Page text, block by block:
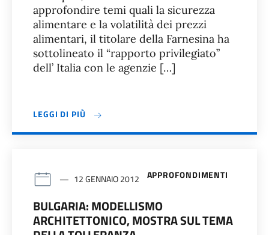
approfondire temi quali la sicurezza
alimentare e la volatilità dei prezzi
alimentari, il titolare della Farnesina ha
sottolineato il “rapporto privilegiato”
dell’ Italia con le agenzie […]
LEGGI DI PIÙ
APPROFONDIMENTI
12 GENNAIO 2012
BULGARIA: MODELLISMO
ARCHITETTONICO, MOSTRA SUL TEMA